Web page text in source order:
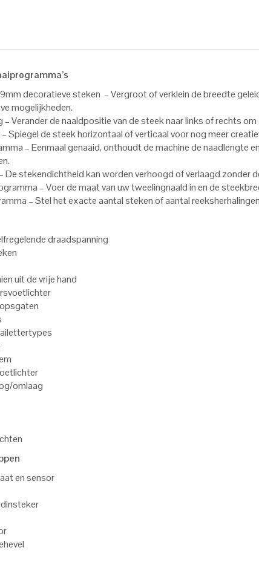
decoratieve steken – Vergroot of verklein de breedte
mogelijkheden.
Verander de naaldpositie van de steek naar links of rechts
Spiegel de steek horizontaal of verticaal voor nog meer
– Eenmaal genaaid, onthoudt de machine de naadlengte
De stekendichtheid kan worden verhoogd of verlaagd
– Voer de maat van uw tweelingnaald in en de
– Stel het exacte aantal steken of aantal
draadspanning
uit de vrije hand
omlaag
en sensor